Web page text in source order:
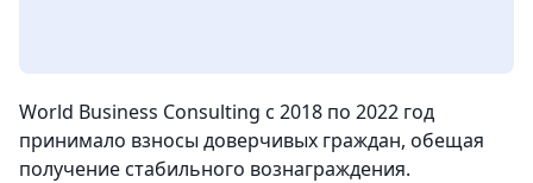
World Business Consulting с 2018 по 2022 год
принимало взносы доверчивых граждан, обещая
получение стабильного вознаграждения.